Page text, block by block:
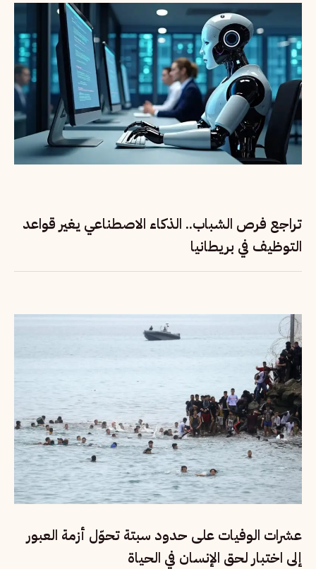
تراجع فرص الشباب.. الذكاء الاصطناعي يغير قواعد
التوظيف في بريطانيا
عشرات الوفيات على حدود سبتة تحوّل أزمة العبور
إلى اختبار لحق الإنسان في الحياة